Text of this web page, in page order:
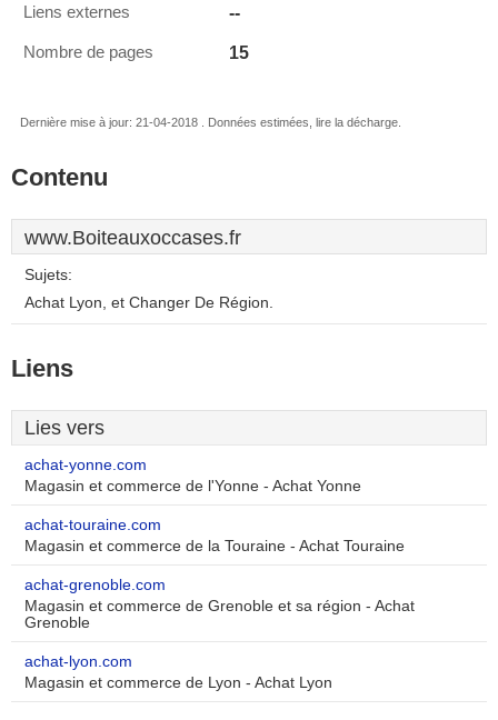
Liens externes --
Nombre de pages 15
Dernière mise à jour: 21-04-2018 . Données estimées, lire la décharge.
Contenu
www.Boiteauxoccases.fr
Sujets:
Achat Lyon, et Changer De Région.
Liens
Lies vers
achat-yonne.com
Magasin et commerce de l'Yonne - Achat Yonne
achat-touraine.com
Magasin et commerce de la Touraine - Achat Touraine
achat-grenoble.com
Magasin et commerce de Grenoble et sa région - Achat
Grenoble
achat-lyon.com
Magasin et commerce de Lyon - Achat Lyon